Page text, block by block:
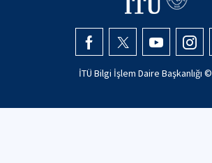
İTÜ Bilgi İşlem Daire Başkanlığı ©